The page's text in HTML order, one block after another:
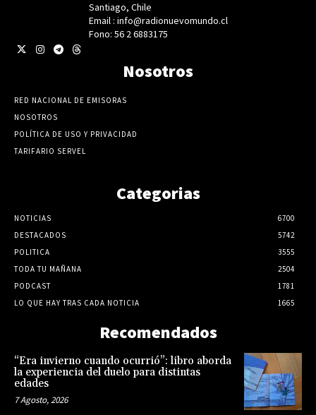
Santiago, Chile
Email : info@radionuevomundo.cl
Fono: 56 2 6883175
Nosotros
RED NACIONAL DE EMISORAS
NOSOTROS
POLÍTICA DE USO Y PRIVACIDAD
TARIFARIO SERVEL
Categorias
NOTICIAS
6700
DESTACADOS
5742
POLITICA
3555
TODA TU MAÑANA
2504
PODCAST
1781
LO QUE HAY TRAS CADA NOTICIA
1665
Recomendados
“Era invierno cuando ocurrió”: libro aborda
la experiencia del duelo para distintas
edades
7 Agosto, 2026